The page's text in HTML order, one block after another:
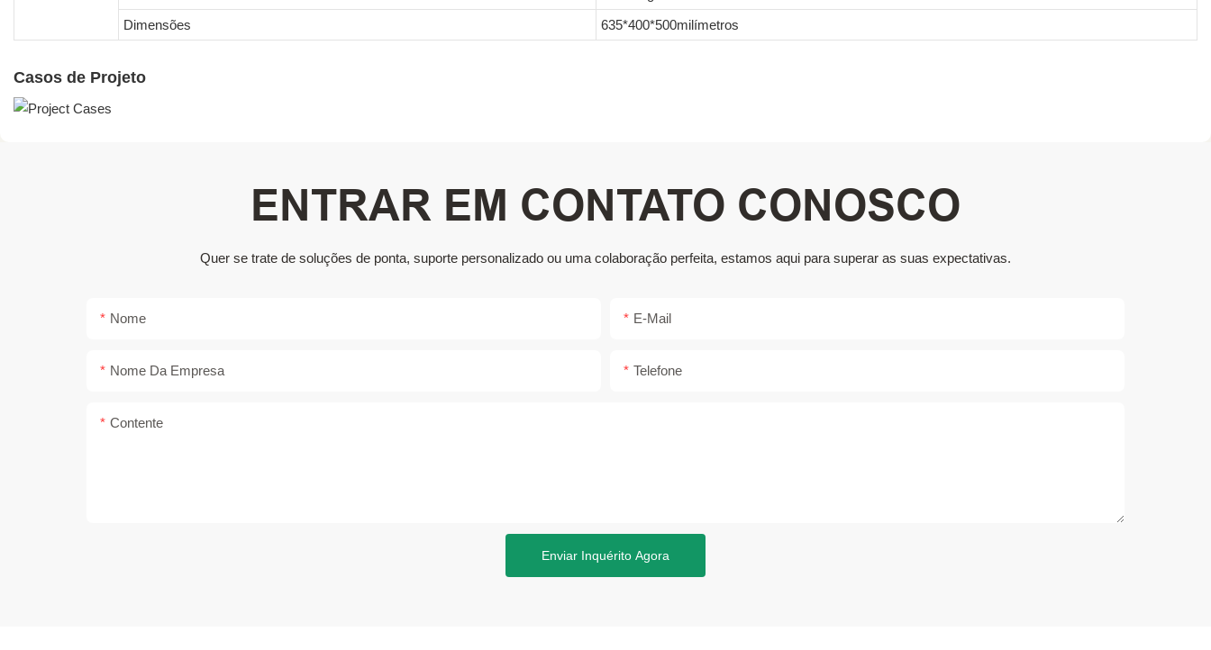
Dimensões
635*400*500milímetros
Casos de Projeto
ENTRAR EM CONTATO CONOSCO
Quer se trate de soluções de ponta, suporte personalizado ou uma colaboração perfeita, estamos aqui para superar as suas expectativas.
Nome E-Mail
Nome Da Empresa Telefone
Contente
Enviar Inquérito Agora